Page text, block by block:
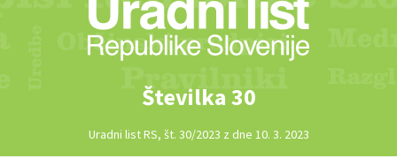
Številka 30
Uradni list RS, št. 30/2023 z dne 10. 3. 2023